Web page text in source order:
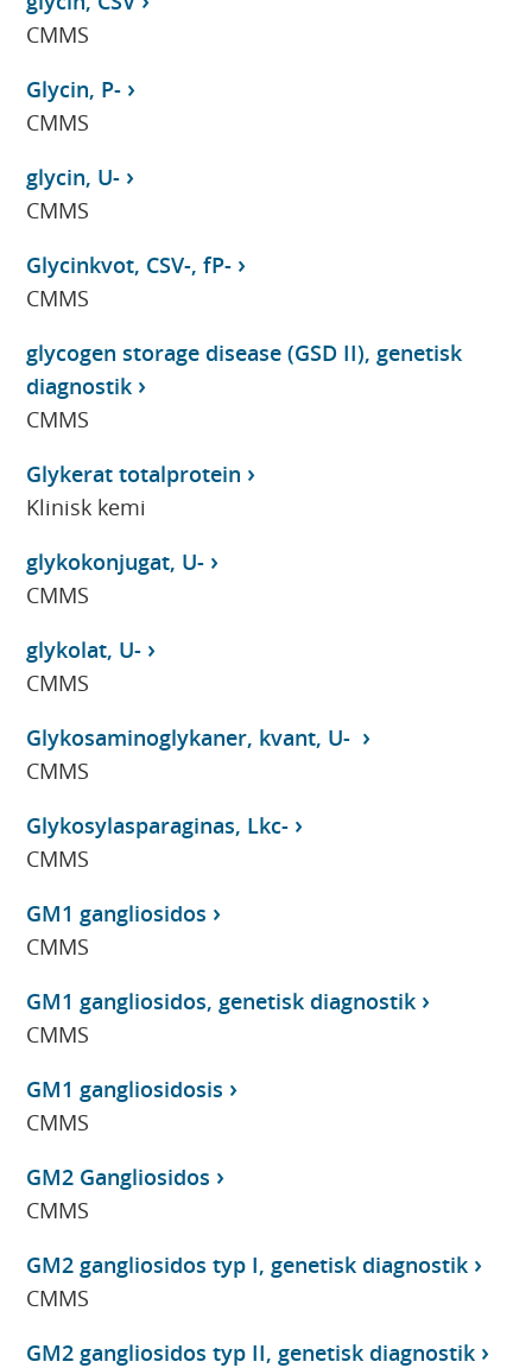
CMMS
Glycin, P-
CMMS
glycin, U-
CMMS
Glycinkvot, CSV-, fP-
CMMS
glycogen storage disease (GSD II), genetisk
diagnostik
CMMS
Glykerat totalprotein
Klinisk kemi
glykokonjugat, U-
CMMS
glykolat, U-
CMMS
Glykosaminoglykaner, kvant, U-
CMMS
Glykosylasparaginas, Lkc-
CMMS
GM1 gangliosidos
CMMS
GM1 gangliosidos, genetisk diagnostik
CMMS
GM1 gangliosidosis
CMMS
GM2 Gangliosidos
CMMS
GM2 gangliosidos typ I, genetisk diagnostik
CMMS
GM2 gangliosidos typ II, genetisk diagnostik